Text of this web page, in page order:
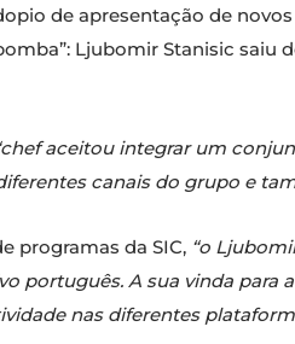
de apresentação de novos
Ljubomir Stanisic saiu
aceitou integrar um
canais do grupo e
programas da SIC, “o
português. A sua vinda
nas diferentes